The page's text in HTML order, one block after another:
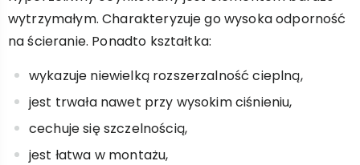
wytrzymałym. Charakteryzuje go wysoka odporność
na ścieranie. Ponadto kształtka:
wykazuje niewielką rozszerzalność cieplną,
jest trwała nawet przy wysokim ciśnieniu,
cechuje się szczelnością,
jest łatwa w montażu,